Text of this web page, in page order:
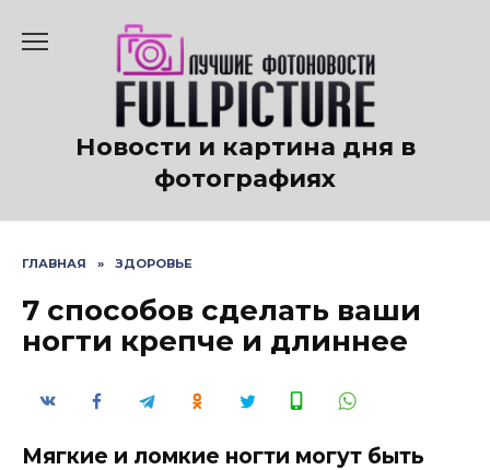
содержанию
Новости и картина дня в
фотографиях
ГЛАВНАЯ » ЗДОРОВЬЕ
7 способов сделать ваши
ногти крепче и длиннее
Мягкие и ломкие ногти могут быть